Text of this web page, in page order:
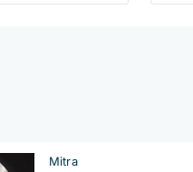
Mitra